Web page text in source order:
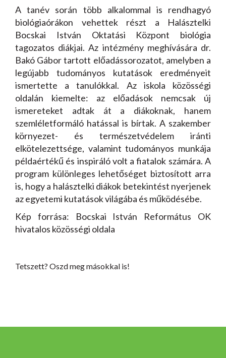
A tanév során több alkalommal is rendhagyó
biológiaórákon vehettek részt a Halásztelki
Bocskai István Oktatási Központ biológia
tagozatos diákjai. Az intézmény meghívására dr.
Bakó Gábor tartott előadássorozatot, amelyben a
legújabb tudományos kutatások eredményeit
ismertette a tanulókkal. Az iskola közösségi
oldalán kiemelte: az előadások nemcsak új
ismereteket adtak át a diákoknak, hanem
szemléletformáló hatással is bírtak. A szakember
környezet- és természetvédelem iránti
elkötelezettsége, valamint tudományos munkája
példaértékű és inspiráló volt a fiatalok számára. A
program különleges lehetőséget biztosított arra
is, hogy a halásztelki diákok betekintést nyerjenek
az egyetemi kutatások világába és működésébe.
Kép forrása: Bocskai István Református OK
hivatalos közösségi oldala
Tetszett? Oszd meg másokkal is!